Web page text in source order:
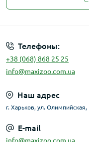
Телефоны:
+38 (068) 868 25 25
info@maxizoo.com.ua
Наш адрес
г. Харьков, ул.
E-mail